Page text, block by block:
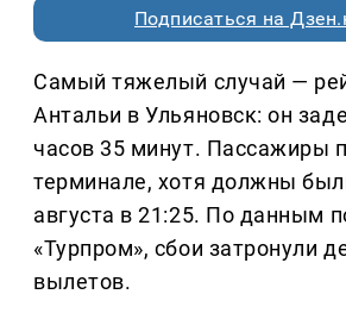
Подписаться на
Самый тяжелый случай —
Антальи в Ульяновск: он
часов 35 минут. Пассажиры
терминале, хотя должны
августа в 21:25. По данным
«Турпром», сбои затронули
вылетов.